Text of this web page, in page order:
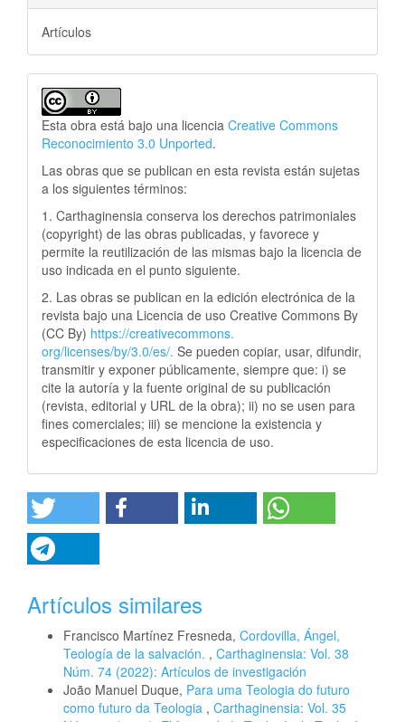
Artículos
Esta obra está bajo una licencia Creative Commons
Reconocimiento 3.0 Unported.
Las obras que se publican en esta revista están sujetas
a los siguientes términos:
1. Carthaginensia conserva los derechos patrimoniales
(copyright) de las obras publicadas, y favorece y
permite la reutilización de las mismas bajo la licencia de
uso indicada en el punto siguiente.
2. Las obras se publican en la edición electrónica de la
revista bajo una Licencia de uso Creative Commons By
(CC By) https://creativecommons.
org/licenses/by/3.0/es/. Se pueden copiar, usar, difundir,
transmitir y exponer públicamente, siempre que: i) se
cite la autoría y la fuente original de su publicación
(revista, editorial y URL de la obra); ii) no se usen para
fines comerciales; iii) se mencione la existencia y
especificaciones de esta licencia de uso.
Artículos similares
Francisco Martínez Fresneda, Cordovilla, Ángel,
Teología de la salvación. , Carthaginensia: Vol. 38
Núm. 74 (2022): Artículos de investigación
João Manuel Duque, Para uma Teologia do futuro
como futuro da Teologia , Carthaginensia: Vol. 35